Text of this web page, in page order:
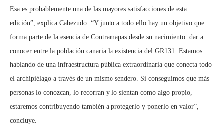
Esa es probablemente una de las mayores satisfacciones de esta
edición”, explica Cabezudo. “Y junto a todo ello hay un objetivo que
forma parte de la esencia de Contramapas desde su nacimiento: dar a
conocer entre la población canaria la existencia del GR131. Estamos
hablando de una infraestructura pública extraordinaria que conecta todo
el archipiélago a través de un mismo sendero. Si conseguimos que más
personas lo conozcan, lo recorran y lo sientan como algo propio,
estaremos contribuyendo también a protegerlo y ponerlo en valor”,
concluye.